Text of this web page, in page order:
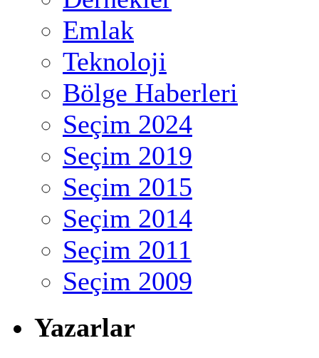
Emlak
Teknoloji
Bölge Haberleri
Seçim 2024
Seçim 2019
Seçim 2015
Seçim 2014
Seçim 2011
Seçim 2009
Yazarlar